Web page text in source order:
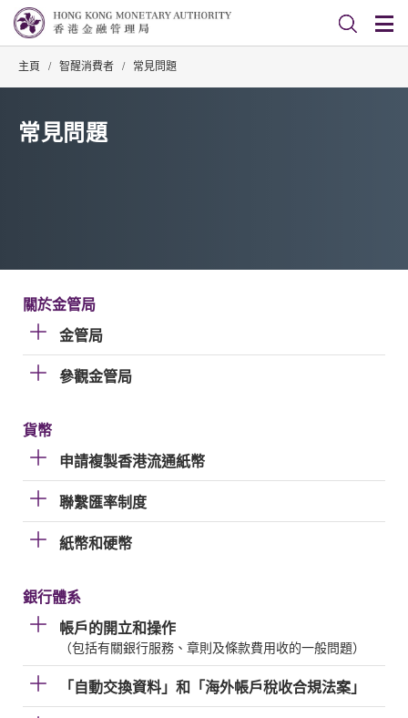
主頁 / 智醒消費者 / 常見問題
常見問題
關於金管局
金管局
參觀金管局
貨幣
申請複製香港流通紙幣
聯繫匯率制度
紙幣和硬幣
銀行體系
帳戶的開立和操作
（包括有關銀行服務、章則及條款費用收的一般問題）
「自動交換資料」和「海外帳戶稅收合規法案」